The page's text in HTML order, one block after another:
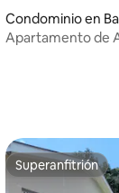
Condominio en
e
Apartamento de
Superanfitrión
Superanfitrión